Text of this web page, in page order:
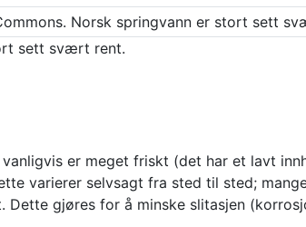
sett svært rent.
er meget friskt (det har et lavt
varierer selvsagt fra sted til sted;
gjøres for å minske slitasjen